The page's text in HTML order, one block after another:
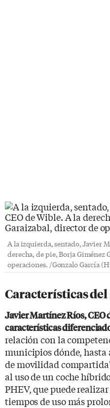
A la izquierda, sentado, Javier
derecha, de pie, Borja Giménez
operaciones. /Gonzalo García
Características
Javier Martínez Ríos, CEO
características
relación con la
municipios dónde, hasta
de movilidad
al uso de un coche
PHEV, que puede
tiempos de uso más